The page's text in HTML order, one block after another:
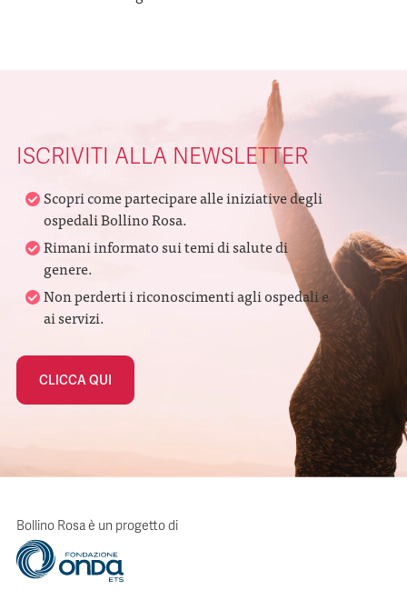
ISCRIVITI ALLA NEWSLETTER
Scopri come partecipare alle iniziative degli
ospedali Bollino Rosa.
Rimani informato sui temi di salute di
genere.
Non perderti i riconoscimenti agli ospedali e
ai servizi.
CLICCA QUI
Bollino Rosa è un progetto di